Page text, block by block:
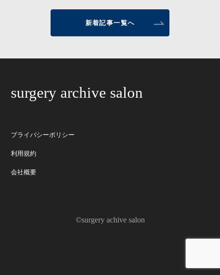
新着記事一覧へ
surgery archive salon
プライバシーポリシー
利用規約
会社概要
©surgery achive salon